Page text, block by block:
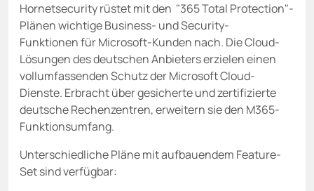
Hornetsecurity rüstet mit den "365 Total Protection"-
Plänen wichtige Business- und Security-
Funktionen für Microsoft-Kunden nach. Die Cloud-
Lösungen des deutschen Anbieters erzielen einen
vollumfassenden Schutz der Microsoft Cloud-
Dienste. Erbracht über gesicherte und zertifizierte
deutsche Rechenzentren, erweitern sie den M365-
Funktionsumfang.
Unterschiedliche Pläne mit aufbauendem Feature-
Set sind verfügbar: